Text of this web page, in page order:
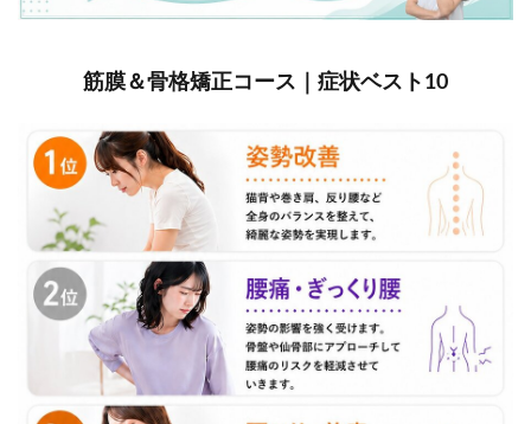
筋膜＆骨格矯正コース｜症状ベスト10